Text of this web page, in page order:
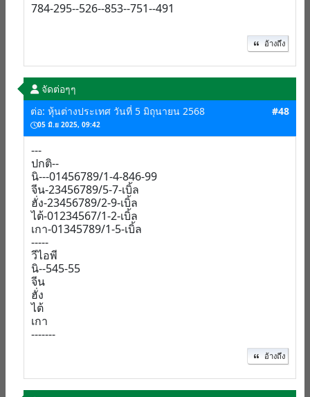
784-295--526--853--751--491
อ้างถึง
จัดต่อๆๆ
ต่อ: หุ้นต่างประเทศ วันที่ 5 มิถุนายน 2568
05 มิ.ย 2025, 09:42
#48
---
ปกติ--
นิ---01456789/1-4-846-99
จีน-23456789/5-7-เบิ้ล
ฮั่ง-23456789/2-9-เบิ้ล
ไต้-01234567/1-2-เบิ้ล
เกา-01345789/1-5-เบิ้ล
-----
วีไอพี
นิ--545-55
จีน
ฮั่ง
ไต้
เกา
-------
อ้างถึง